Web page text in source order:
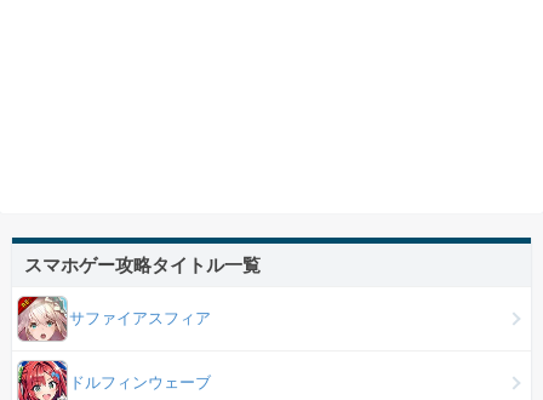
スマホゲー攻略タイトル一覧
サファイアスフィア
ドルフィンウェーブ